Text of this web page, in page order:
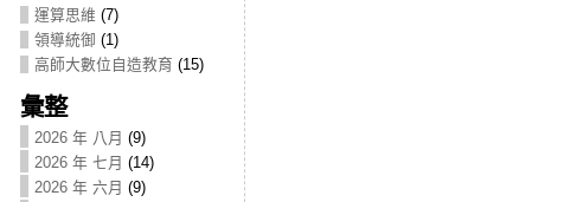
運算思維 (7)
領導統御 (1)
高師大數位自造教育 (15)
彙整
2026 年 八月 (9)
2026 年 七月 (14)
2026 年 六月 (9)